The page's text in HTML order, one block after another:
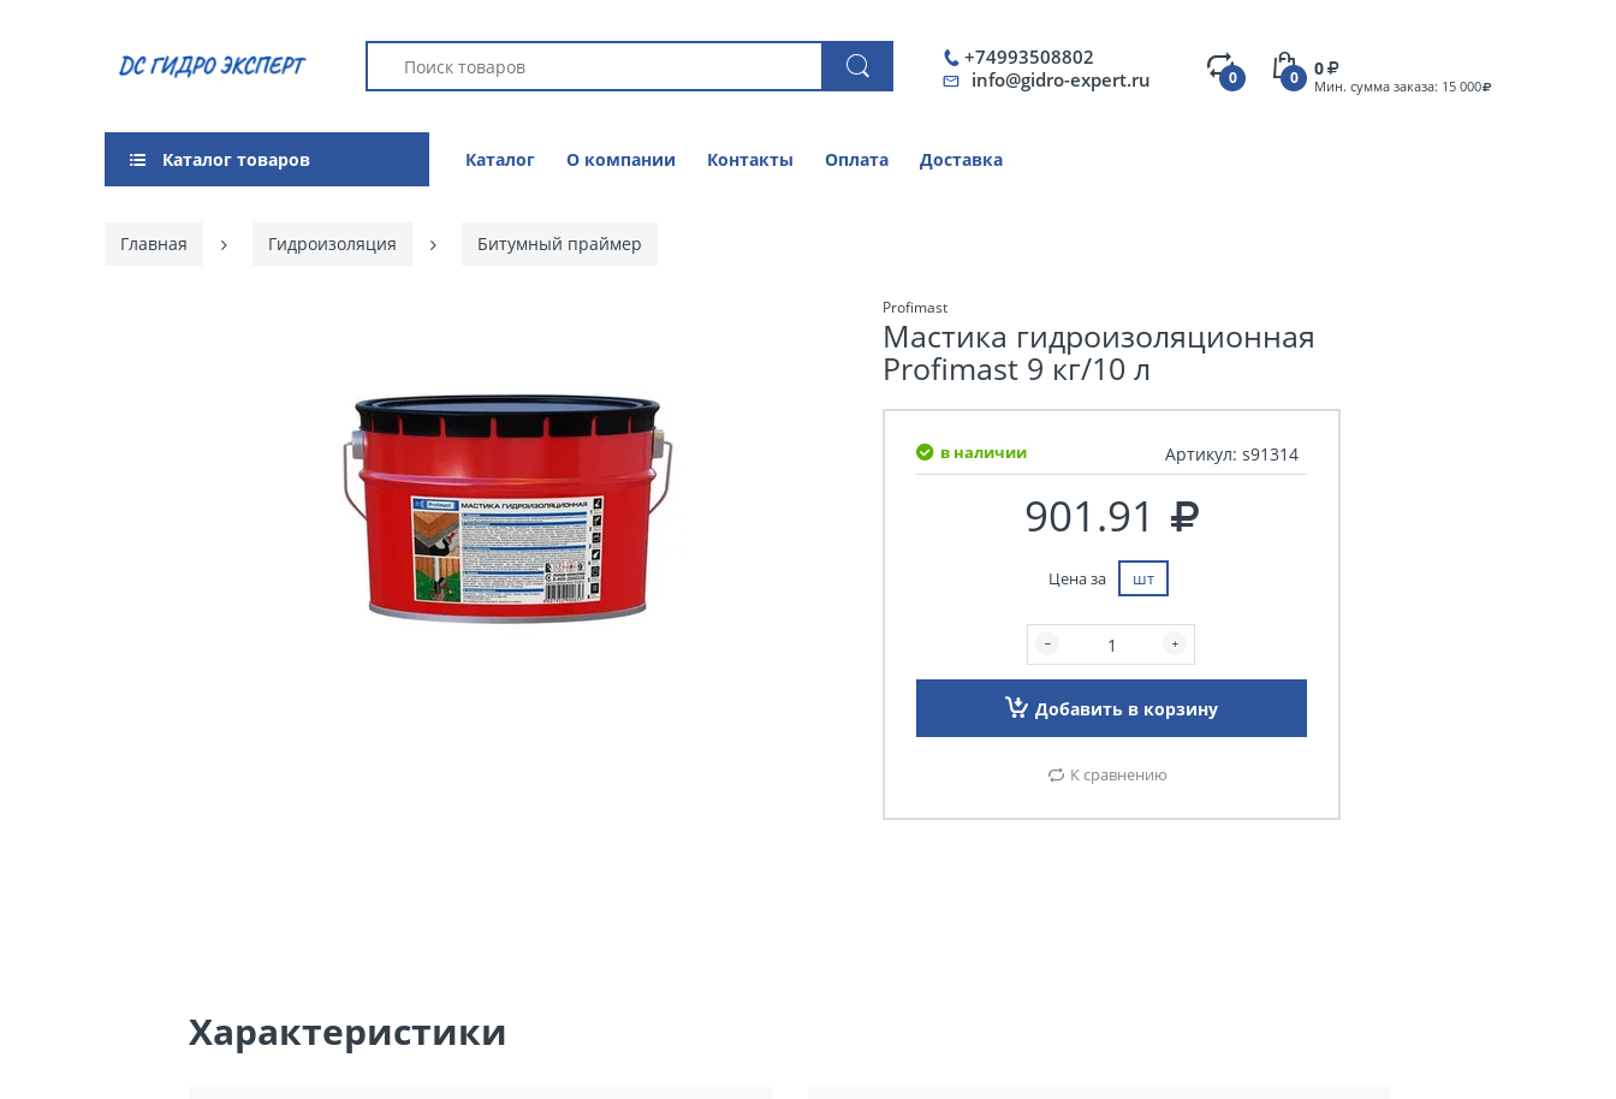
+74993508802
info@gidro-expert.ru
0 0 0
Мин. сумма заказа: 15 000
Каталог товаров Каталог О компании Контакты Оплата Доставка
Главная Гидроизоляция Битумный праймер
Profimast
Мастика гидроизоляционная
Profimast 9 кг/10 л
в наличии Артикул: s91314
901.91
Цена за шт
Добавить в корзину
К сравнению
Характеристики